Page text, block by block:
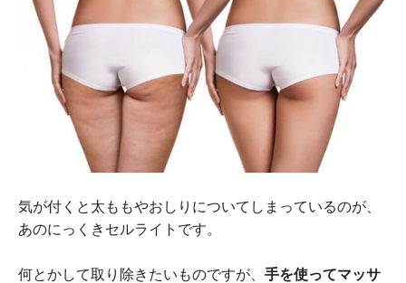
気が付くと太ももやおしりについてしまっているのが、
あのにっくきセルライトです。
何とかして取り除きたいものですが、 手を使ってマッサ